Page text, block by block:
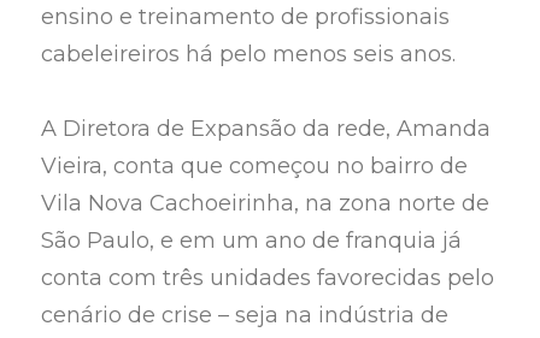
ensino e treinamento de profissionais
cabeleireiros há pelo menos seis anos.
A Diretora de Expansão da rede, Amanda
Vieira, conta que começou no bairro de
Vila Nova Cachoeirinha, na zona norte de
São Paulo, e em um ano de franquia já
conta com três unidades favorecidas pelo
cenário de crise – seja na indústria de